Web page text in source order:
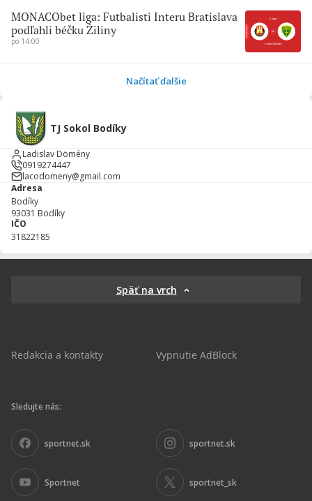
MONACObet liga: Futbalisti Interu Bratislava
podľahli béčku Žiliny
po 14:00
Načítať ďalšie
TJ Sokol Bodíky
Ladislav Dömény
0919274447
lacodomeny@gmail.com
Adresa
Bodíky
93031 Bodíky
IČO
31822185
Späť na vrch
Redakcia a kontakty Vypnutie AdBlock
Sledujte nás:
sportnet.sk sportnet.sk
Sportnet sportnet_sk